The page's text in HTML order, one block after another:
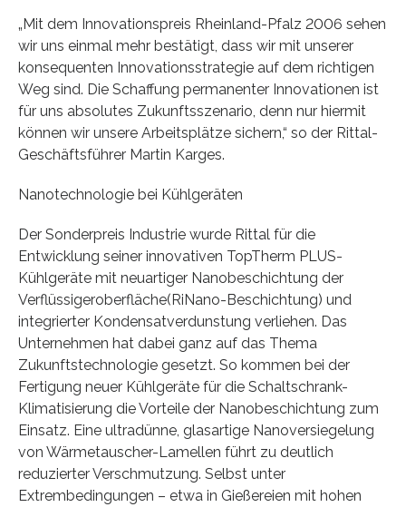
„Mit dem Innovationspreis Rheinland-Pfalz 2006 sehen
wir uns einmal mehr bestätigt, dass wir mit unserer
konsequenten Innovationsstrategie auf dem richtigen
Weg sind. Die Schaffung permanenter Innovationen ist
für uns absolutes Zukunftsszenario, denn nur hiermit
können wir unsere Arbeitsplätze sichern,“ so der Rittal-
Geschäftsführer Martin Karges.
Nanotechnologie bei Kühlgeräten
Der Sonderpreis Industrie wurde Rittal für die
Entwicklung seiner innovativen TopTherm PLUS-
Kühlgeräte mit neuartiger Nanobeschichtung der
Verflüssigeroberfläche(RiNano-Beschichtung) und
integrierter Kondensatverdunstung verliehen. Das
Unternehmen hat dabei ganz auf das Thema
Zukunftstechnologie gesetzt. So kommen bei der
Fertigung neuer Kühlgeräte für die Schaltschrank-
Klimatisierung die Vorteile der Nanobeschichtung zum
Einsatz. Eine ultradünne, glasartige Nanoversiegelung
von Wärmetauscher-Lamellen führt zu deutlich
reduzierter Verschmutzung. Selbst unter
Extrembedingungen – etwa in Gießereien mit hohen